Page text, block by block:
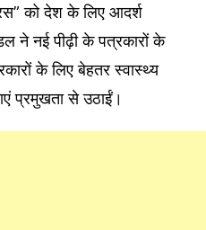
को देश के लिए आदर्श
ने नई पीढ़ी के पत्रकारों के
के लिए बेहतर स्वास्थ्य
प्रमुखता से उठाईं।